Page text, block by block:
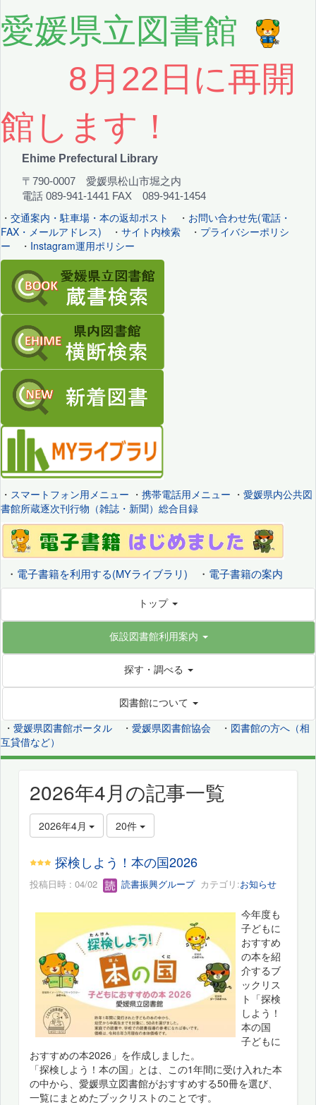
愛媛県立図書館
8月22日に再開
館します！
Ehime Prefectural Library
〒790-0007 愛媛県松山市堀之内
電話 089-941-1441 FAX 089-941-1454
・ 交通案内・駐車場・本の返却ポスト ・ お問い合わせ先(電話・
FAX・メールアドレス) ・ サイト内検索 ・ プライバシーポリシ
ー ・ Instagram運用ポリシー
・ スマートフォン用メニュー ・ 携帯電話用メニュー ・ 愛媛県内公共図
書館所蔵逐次刊行物（雑誌・新聞）総合目録
・ 電子書籍を利用する(MYライブラリ) ・ 電子書籍の案内
トップ
仮設図書館利用案内
探す・調べる
図書館について
・ 愛媛県図書館ポータル ・ 愛媛県図書館協会 ・ 図書館の方へ（相
互貸借など）
2026年4月の記事一覧
2026年4月 20件
探検しよう！本の国2026
投稿日時 : 04/02 読書振興グループカテゴリ:お知らせ
今年度も
子どもに
おすすめ
の本を紹
介するブ
ックリス
ト「探検
しよう！
本の国
子どもに
おすすめの本2026」を作成しました。
「探検しよう！本の国」とは、この1年間に受け入れた本
の中から、愛媛県立図書館がおすすめする50冊を選び、
一覧にまとめたブックリストのことです。